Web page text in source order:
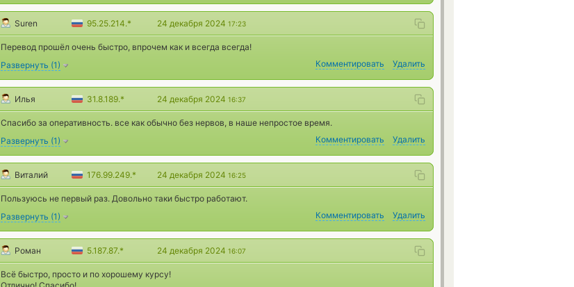
Suren 95.25.214.* 24 декабря 2024 17:23
Перевод прошёл очень быстро, впрочем как и всегда всегда!
Развернуть (1) Комментировать Удалить
Илья 31.8.189.* 24 декабря 2024 16:37
Спасибо за оперативность. все как обычно без нервов, в наше непростое время.
Развернуть (1) Комментировать Удалить
Виталий 176.99.249.* 24 декабря 2024 16:25
Пользуюсь не первый раз. Довольно таки быстро работают.
Развернуть (1) Комментировать Удалить
Роман 5.187.87.* 24 декабря 2024 16:07
Всё быстро, просто и по хорошему курсу!